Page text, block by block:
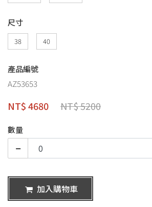
尺寸
38 40
產品編號
AZ53653
NT$ 4680 NT$ 5200
數量
加入購物車